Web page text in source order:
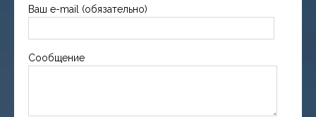
Ваш e-mail (обязательно)
Сообщение